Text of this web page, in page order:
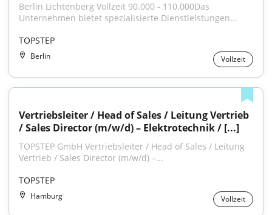
Berlin Lichtenberg Vollzeit 90.000 - 110.000Das
Unternehmen bietet spezialisierte Dienstleistungen...
TOPSTEP
Berlin Vollzeit
Vertriebsleiter / Head of Sales / Leitung Vertrieb
/ Sales Director (m/w/d) – Elektrotechnik / [...]
TOPSTEP GmbH Vertriebsleiter / Head of Sales / Leitung
Vertrieb / Sales Director (m/w/d) –...
TOPSTEP
Hamburg Vollzeit